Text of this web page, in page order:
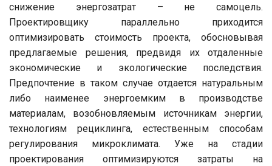
снижение энергозатрат – не самоцель.
Проектировщику параллельно приходится
оптимизировать стоимость проекта, обосновывая
предлагаемые решения, предвидя их отдаленные
экономические и экологические последствия.
Предпочтение в таком случае отдается натуральным
либо наименее энергоемким в производстве
материалам, возобновляемым источникам энергии,
технологиям рециклинга, естественным способам
регулирования микроклимата. Уже на стадии
проектирования оптимизируются затраты на